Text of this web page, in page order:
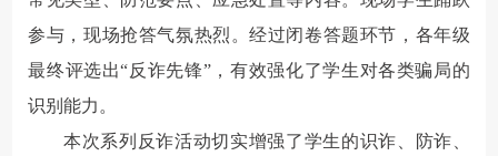
参与，现场抢答气氛热烈。经过闭卷答题环节，各年级
最终评选出“反诈先锋”，有效强化了学生对各类骗局的
识别能力。
本次系列反诈活动切实增强了学生的识诈、防诈、